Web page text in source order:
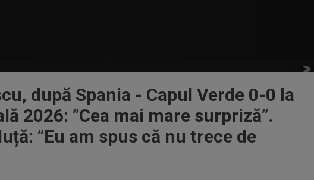
după Spania - Capul Verde 0-0 la
2026: ”Cea mai mare surpriză”.
”Eu am spus că nu trece de